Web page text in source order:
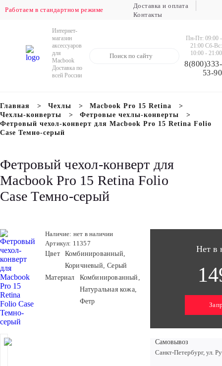
Работаем в стандартном режиме
Доставка и оплата
Контакты
Интернет-
магазин
аксессуаров
для
Macbook
Доставка по
всей России
Пн-Пт: 09:00 -
21:00 Сб-Вс:
10:00 - 21:00
8(800)333-
53-90
Главная Чехлы
Macbook Pro 15 Retina
Чехлы-конверты
Фетровые чехлы-конверты
Фетровый чехол-конверт для Macbook Pro 15 Retina Folio
Case Темно-серый
Фетровый чехол-конверт для
Macbook Pro 15 Retina Folio
Case Темно-серый
Наличие: нет в наличии
Артикул: 11357
Цвет
Комбинированный,
Коричневый, Серый
Материал
Комбинированный,
Натуральная кожа,
Фетр
Нет в
Самовывоз
Санкт-Петербург, ул.